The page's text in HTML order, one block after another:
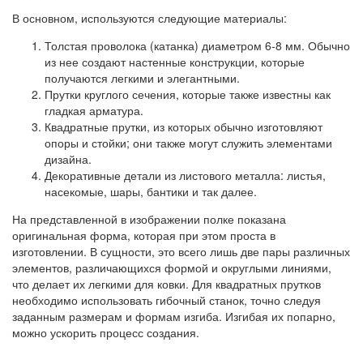
В основном, используются следующие материалы:
Толстая проволока (катанка) диаметром 6-8 мм. Обычно
из нее создают настенные конструкции, которые
получаются легкими и элегантными.
Прутки круглого сечения, которые также известны как
гладкая арматура.
Квадратные прутки, из которых обычно изготовляют
опоры и стойки; они также могут служить элементами
дизайна.
Декоративные детали из листового металла: листья,
насекомые, шары, бантики и так далее.
На представленной в изображении полке показана
оригинальная форма, которая при этом проста в
изготовлении. В сущности, это всего лишь две пары различных
элементов, различающихся формой и округлыми линиями,
что делает их легкими для ковки. Для квадратных прутков
необходимо использовать гибочный станок, точно следуя
заданным размерам и формам изгиба. Изгибая их попарно,
можно ускорить процесс создания.